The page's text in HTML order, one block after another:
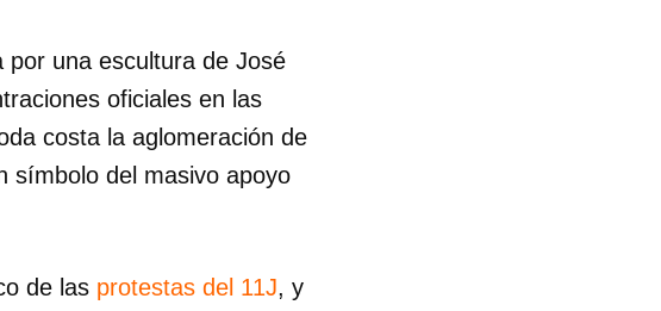
por una escultura de José
oficiales en las
costa la aglomeración de
símbolo del masivo apoyo
de las protestas del 11J, y